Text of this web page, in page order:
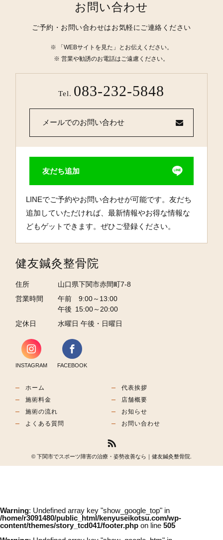
お問い合わせ
ご予約・お問い合わせはお気軽にご連絡ください
「WEBサイトを見た」とお伝えください。
営業や勧誘のお電話はご遠慮ください。
Tel. 083-232-5848
メールでのお問い合わせ
友だち追加
LINEでご予約やお問い合わせが可能です。友だち
追加していただければ、最新情報やお得な情報な
どもゲットできます。ぜひご登録ください。
健友鍼灸整骨院
住所
山口県下関市赤間町7-8
営業時間
午前 9:00～13:00
午後 15:00～20:00
定休日
水曜日 午後・日曜日
INSTAGRAM FACEBOOK
ホーム
施術料金
施術の流れ
よくある質問
代表挨拶
店舗概要
お知らせ
お問い合わせ
© 下関市でスポーツ障害の治療・姿勢改善なら｜健友鍼灸整骨院.
Warning: Undefined array key "show_google_top" in
/home/r3091480/public_html/kenyuseikotsu.com/wp-
content/themes/story_tcd041/footer.php on line 505